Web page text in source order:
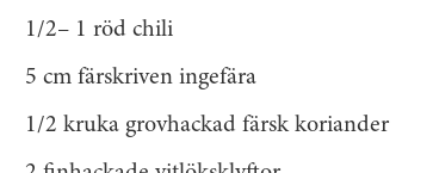
1/2– 1 röd chili
5 cm färskriven ingefära
1/2 kruka grovhackad färsk koriander